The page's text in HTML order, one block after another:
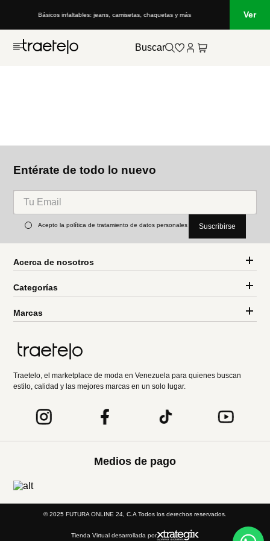
Básicos infaltables: jeans, camisetas, chaquetas y más Ver
Buscar
Entérate de todo lo nuevo
Acepto la política de tratamiento de datos personales Suscribirse
Acerca de nosotros
Categorías
Marcas
Traetelo, el marketplace de moda en Venezuela para quienes buscan
estilo, calidad y las mejores marcas en un solo lugar.
Medios de pago
© 2025 FUTURA ONLINE 24, C.A Todos los derechos reservados.
Tienda Virtual desarrollada por